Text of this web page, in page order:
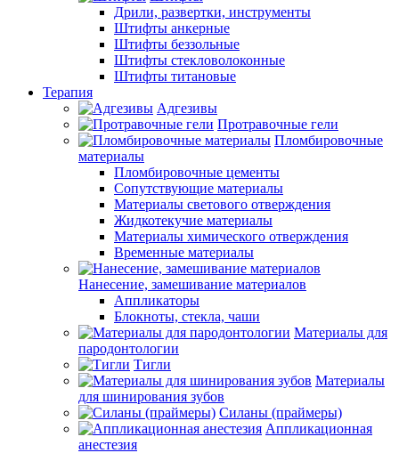
Дрили, развертки, инструменты
Штифты анкерные
Штифты беззольные
Штифты стекловолоконные
Штифты титановые
Терапия
Адгезивы
Протравочные гели
Пломбировочные
материалы
Пломбировочные цементы
Сопутствующие материалы
Материалы светового отверждения
Жидкотекучие материалы
Материалы химического отверждения
Временные материалы
Нанесение, замешивание материалов
Аппликаторы
Блокноты, стекла, чаши
Материалы для
пародонтологии
Тигли
Материалы
для шинирования зубов
Силаны (праймеры)
Аппликационная
анестезия